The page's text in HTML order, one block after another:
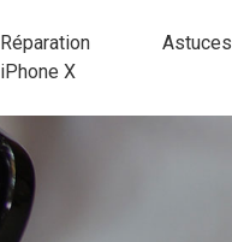
Réparation
iPhone X
Astuces